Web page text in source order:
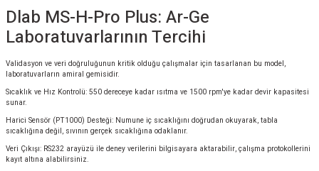
Dlab MS-H-Pro Plus: Ar-Ge
Laboratuvarlarının Tercihi
Validasyon ve veri doğruluğunun kritik olduğu çalışmalar için tasarlanan bu model,
laboratuvarların amiral gemisidir.
Sıcaklık ve Hız Kontrolü: 550 dereceye kadar ısıtma ve 1500 rpm'ye kadar devir kapasitesi
sunar.
Harici Sensör (PT1000) Desteği: Numune iç sıcaklığını doğrudan okuyarak, tabla
sıcaklığına değil, sıvının gerçek sıcaklığına odaklanır.
Veri Çıkışı: RS232 arayüzü ile deney verilerini bilgisayara aktarabilir, çalışma protokollerini
kayıt altına alabilirsiniz.